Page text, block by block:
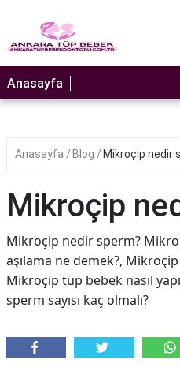
Anasayfa
Anasayfa Blog Mikroçip nedir
Mikroçip
Mikroçip nedir sperm?
aşılama ne demek?, Mikroçip
Mikroçip tüp bebek nasıl
sperm sayısı kaç olmalı?